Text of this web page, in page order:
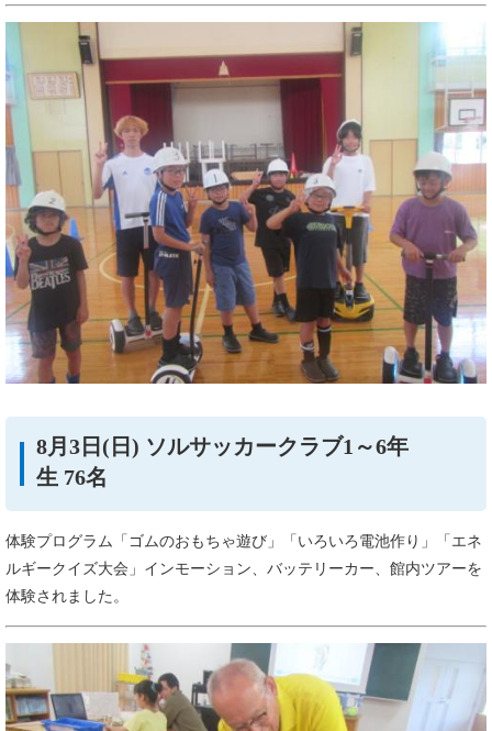
8月3日(日) ソルサッカークラブ1～6年
生 76名
体験プログラム「ゴムのおもちゃ遊び」「いろいろ電池作り」「エネ
ルギークイズ大会」インモーション、バッテリーカー、館内ツアーを
体験されました。